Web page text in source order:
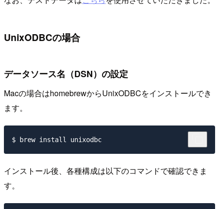
UnixODBCの場合
データソース名（DSN）の設定
Macの場合はhomebrewからUnixODBCをインストールでき
ます。
インストール後、各種構成は以下のコマンドで確認できま
す。